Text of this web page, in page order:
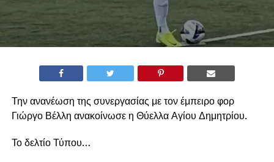
Την ανανέωση της συνεργασίας με τον έμπειρο φορ
Γιώργο Βέλλη ανακοίνωσε η Θύελλα Αγίου Δημητρίου.
Το δελτίο Τύπου…